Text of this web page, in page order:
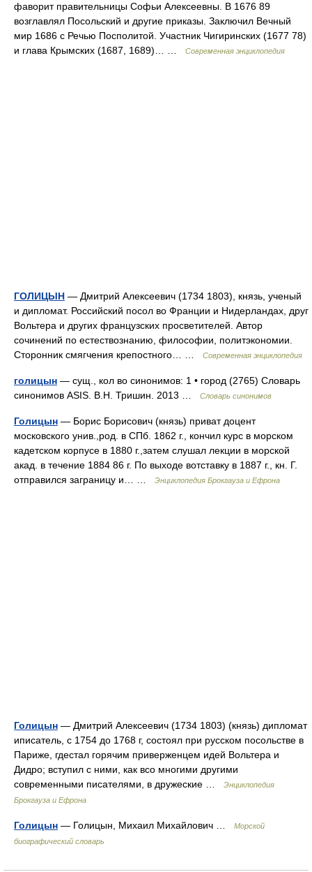
фаворит правительницы Софьи Алексеевны. В 1676 89
возглавлял Посольский и другие приказы. Заключил Вечный
мир 1686 с Речью Посполитой. Участник Чигиринских (1677 78)
и глава Крымских (1687, 1689)… …
Современная энциклопедия
ГОЛИЦЫН — Дмитрий Алексеевич (1734 1803), князь, ученый
и дипломат. Российский посол во Франции и Нидерландах, друг
Вольтера и других французских просветителей. Автор
сочинений по естествознанию, философии, политэкономии.
Сторонник смягчения крепостного… …
Современная энциклопедия
голицын — сущ., кол во синонимов: 1 • город (2765) Словарь
синонимов ASIS. В.Н. Тришин. 2013 …
Словарь синонимов
Голицын — Борис Борисович (князь) приват доцент
московского унив.,род. в СПб. 1862 г., кончил курс в морском
кадетском корпусе в 1880 г.,затем слушал лекции в морской
акад. в течение 1884 86 г. По выходе вотставку в 1887 г., кн. Г.
отправился заграницу и… …
Энциклопедия Брокгауза и Ефрона
Голицын — Дмитрий Алексеевич (1734 1803) (князь) дипломат
иписатель, с 1754 до 1768 г, состоял при русском посольстве в
Париже, гдестал горячим приверженцем идей Вольтера и
Дидро; вступил с ними, как всо многими другими
современными писателями, в дружеские …
Энциклопедия
Брокгауза и Ефрона
Голицын — Голицын, Михаил Михайлович …
Морской
биографический словарь